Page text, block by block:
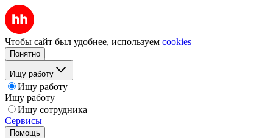
Чтобы сайт был удобнее, используем cookies
Понятно
Ищу работу
Ищу работу
Ищу работу
Ищу сотрудника
Сервисы
Помощь